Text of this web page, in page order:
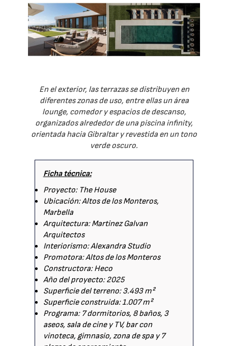
En el exterior, las terrazas se distribuyen en
diferentes zonas de uso, entre ellas un área
lounge, comedor y espacios de descanso,
organizados alrededor de una piscina infinity,
orientada hacia Gibraltar y revestida en un tono
verde oscuro.
Ficha técnica:
Proyecto: The House
Ubicación: Altos de los Monteros,
Marbella
Arquitectura: Martinez Galvan
Arquitectos
Interiorismo: Alexandra Studio
Promotora: Altos de los Monteros
Constructora: Heco
Año del proyecto: 2025
Superficie del terreno: 3.493 m²
Superficie construida: 1.007 m²
Programa: 7 dormitorios, 8 baños, 3
aseos, sala de cine y TV, bar con
vinoteca, gimnasio, zona de spa y 7